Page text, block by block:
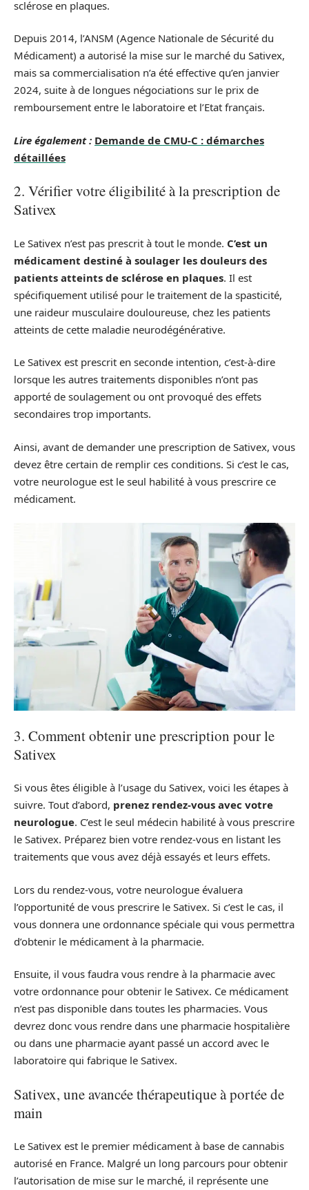
sclérose en plaques.
Depuis 2014, l’ANSM (Agence Nationale de Sécurité du
Médicament) a autorisé la mise sur le marché du Sativex,
mais sa commercialisation n’a été effective qu’en janvier
2024, suite à de longues négociations sur le prix de
remboursement entre le laboratoire et l’Etat français.
Lire également : Demande de CMU-C : démarches
détaillées
2. Vérifier votre éligibilité à la prescription de
Sativex
Le Sativex n’est pas prescrit à tout le monde. C’est un
médicament destiné à soulager les douleurs des
patients atteints de sclérose en plaques. Il est
spécifiquement utilisé pour le traitement de la spasticité,
une raideur musculaire douloureuse, chez les patients
atteints de cette maladie neurodégénérative.
Le Sativex est prescrit en seconde intention, c’est-à-dire
lorsque les autres traitements disponibles n’ont pas
apporté de soulagement ou ont provoqué des effets
secondaires trop importants.
Ainsi, avant de demander une prescription de Sativex, vous
devez être certain de remplir ces conditions. Si c’est le cas,
votre neurologue est le seul habilité à vous prescrire ce
médicament.
3. Comment obtenir une prescription pour le
Sativex
Si vous êtes éligible à l’usage du Sativex, voici les étapes à
suivre. Tout d’abord, prenez rendez-vous avec votre
neurologue. C’est le seul médecin habilité à vous prescrire
le Sativex. Préparez bien votre rendez-vous en listant les
traitements que vous avez déjà essayés et leurs effets.
Lors du rendez-vous, votre neurologue évaluera
l’opportunité de vous prescrire le Sativex. Si c’est le cas, il
vous donnera une ordonnance spéciale qui vous permettra
d’obtenir le médicament à la pharmacie.
Ensuite, il vous faudra vous rendre à la pharmacie avec
votre ordonnance pour obtenir le Sativex. Ce médicament
n’est pas disponible dans toutes les pharmacies. Vous
devrez donc vous rendre dans une pharmacie hospitalière
ou dans une pharmacie ayant passé un accord avec le
laboratoire qui fabrique le Sativex.
Sativex, une avancée thérapeutique à portée de
main
Le Sativex est le premier médicament à base de cannabis
autorisé en France. Malgré un long parcours pour obtenir
l’autorisation de mise sur le marché, il représente une